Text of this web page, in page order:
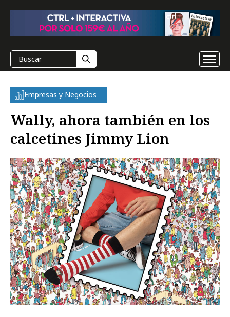
Empresas y Negocios
Wally, ahora también en los
calcetines Jimmy Lion